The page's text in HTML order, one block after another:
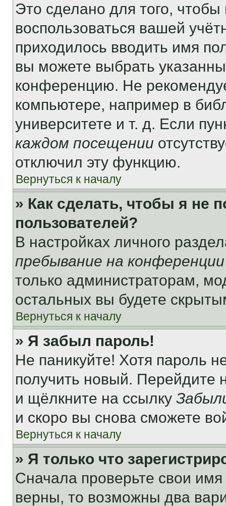
Это сделано для того, чтобы
воспользоваться вашей
приходилось вводить имя
вы можете выбрать
конференцию. Не
компьютере, например в
университете и т. д. Если
каждом посещении
отключил эту функцию.
Вернуться к началу
» Как сделать, чтобы я не
пользователей?
В настройках личного
пребывание на конференции
только администраторам,
остальных вы будете
Вернуться к началу
» Я забыл пароль!
Не паникуйте! Хотя пароль
получить новый. Перейдите
и щёлкните на ссылку
и скоро вы снова сможете
Вернуться к началу
» Я только что
Сначала проверьте свои
верны, то возможны два